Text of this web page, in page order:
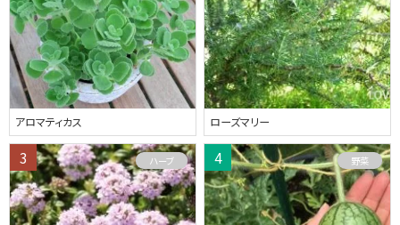
アロマティカス ローズマリー
ハーブ 野菜